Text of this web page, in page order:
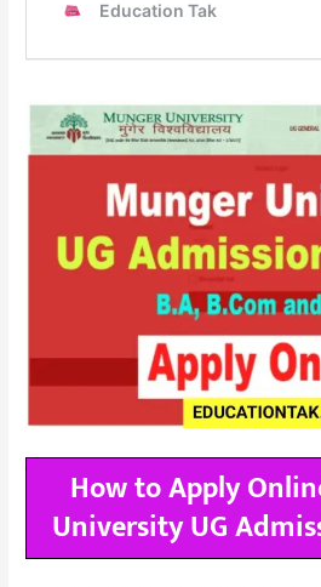
How to Apply
University UG